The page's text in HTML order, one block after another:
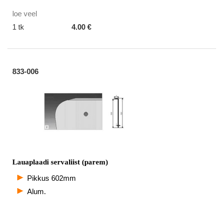
loe veel
1 tk
4.00 €
833-006
Lauaplaadi servaliist (parem)
Pikkus 602mm
Alum.